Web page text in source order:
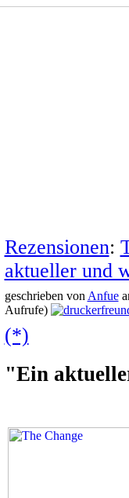
Rezensionen:
aktueller und
geschrieben von Anfue
Aufrufe)
(*)
"Ein